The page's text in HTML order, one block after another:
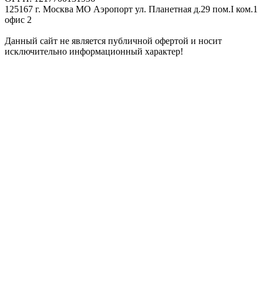
125167 г. Москва МО Аэропорт ул. Планетная д.29 пом.I ком.1
офис 2
Данный сайт не является публичной офертой и носит
исключительно информационный характер!